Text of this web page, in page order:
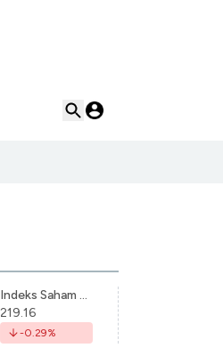
Indeks Saham Syariah Indonesia
219.16
-0.29%